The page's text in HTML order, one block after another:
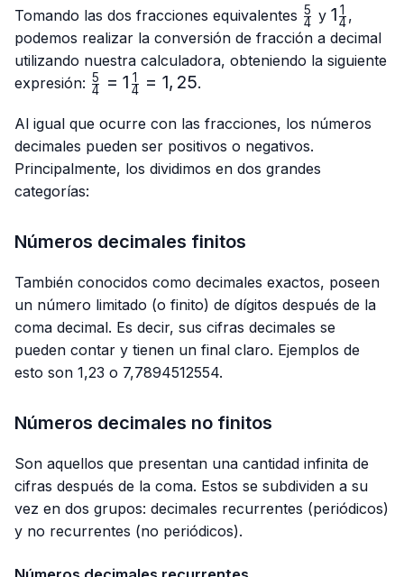
Tomando las dos fracciones equivalentes \frac{5}
{4}
4
5 y 1\frac{1}
{4}
14
1 ,
podemos realizar la conversión de fracción a decimal
utilizando nuestra calculadora, obteniendo la siguiente
expresión: \frac{5}
{4}=1,25
4
5 = 1 4
1 = 1, 25.
Al igual que ocurre con las fracciones, los números
decimales pueden ser positivos o negativos.
Principalmente, los dividimos en dos grandes
categorías:
Números decimales finitos
También conocidos como decimales exactos, poseen
un número limitado (o finito) de dígitos después de la
coma decimal. Es decir, sus cifras decimales se
pueden contar y tienen un final claro. Ejemplos de
esto son 1,23 o 7,7894512554.
Números decimales no finitos
Son aquellos que presentan una cantidad infinita de
cifras después de la coma. Estos se subdividen a su
vez en dos grupos: decimales recurrentes (periódicos)
y no recurrentes (no periódicos).